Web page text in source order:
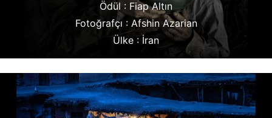
Ödül : Fiap Altın
Fotoğrafçı : Afshin Azarian
Ülke : İran